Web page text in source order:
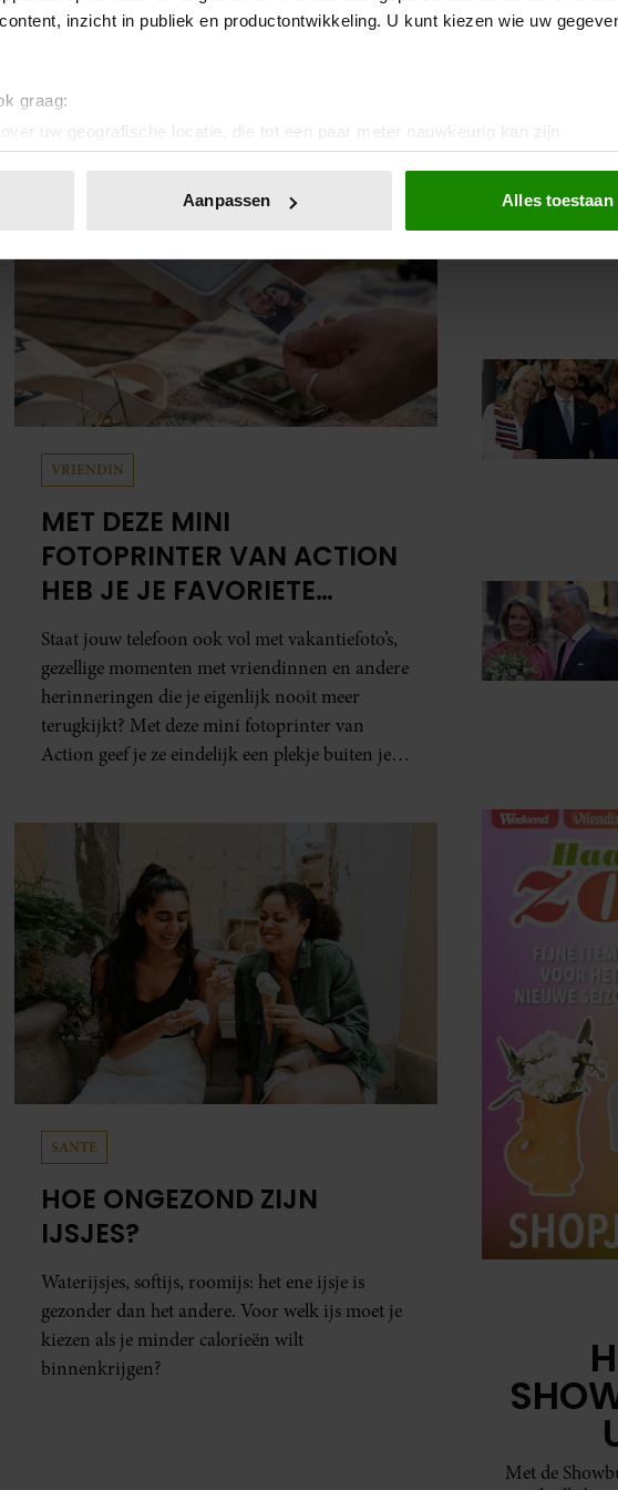
inzicht in publiek en productontwikkeling. U kunt kiezen wie uw
graag:
uw geografische locatie, die tot een paar meter nauwkeurig kan zijn
door het actief te scannen op specifieke eigenschappen (fingerprinting)
of intrekken in de Cookieverklaring.
en advertenties te personaliseren, om functies voor social media te bieden
Ook delen we informatie over uw gebruik van onze site met onze partners
Deze partners kunnen deze gegevens combineren met andere informatie die u
op basis van uw gebruik van hun services. U gaat akkoord met onze
Aanpassen Alles toestaan
VRIENDIN
MET DEZE MINI
FOTOPRINTER VAN ACTION
HEB JE JE FAVORIETE
FOTO’S BINNEN ÉÉN MINUUT
IN HANDEN
Staat jouw telefoon ook vol met vakantiefoto’s,
gezellige momenten met vriendinnen en andere
herinneringen die je eigenlijk nooit meer
terugkijkt? Met deze mini fotoprinter van
Action geef je ze eindelijk een plekje buiten je
SANTE
HOE ONGEZOND ZIJN
IJSJES?
Waterijsjes, softijs, roomijs: het ene ijsje is
gezonder dan het andere. Voor welk ijs moet je
kiezen als je minder calorieën wilt
binnenkrijgen?
Met de